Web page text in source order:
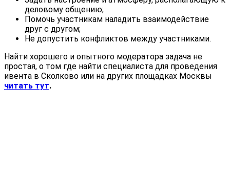
деловому общению;
Помочь участникам наладить взаимодействие
друг с другом;
Не допустить конфликтов между участниками.
Найти хорошего и опытного модератора задача не
простая, о том где найти специалиста для проведения
ивента в Сколково или на других площадках Москвы
читать тут.